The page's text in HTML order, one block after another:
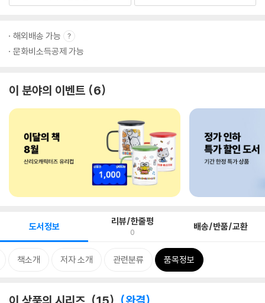
해외배송 가능
문화비소득공제 가능
이 분야의 이벤트 6
도서정보 리뷰/한줄평
0 배송/반품/교환
책소개 저자 소개 관련분류 품목정보